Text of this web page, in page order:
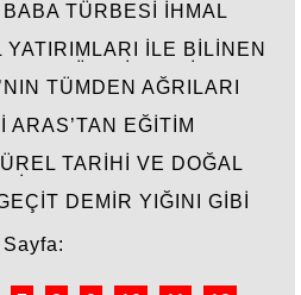
BABA TÜRBESİ İHMAL
YATIRIMLARI İLE BİLİNEN
TÜMDEN AĞRILARI
ARAS’TAN EĞİTİM
TARİHİ VE DOĞAL
DEMİR YIĞINI GİBİ
Sayfa: